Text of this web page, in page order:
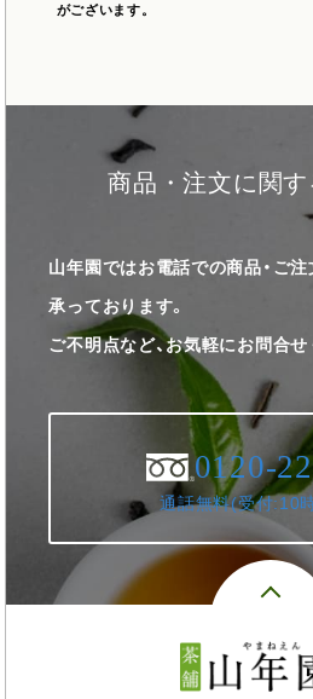
がございます。
商品・注文に関
山年園ではお電話での商品・ご
承っております。
ご不明点など、お気軽にお問合
0120-
通話無料(受付:10